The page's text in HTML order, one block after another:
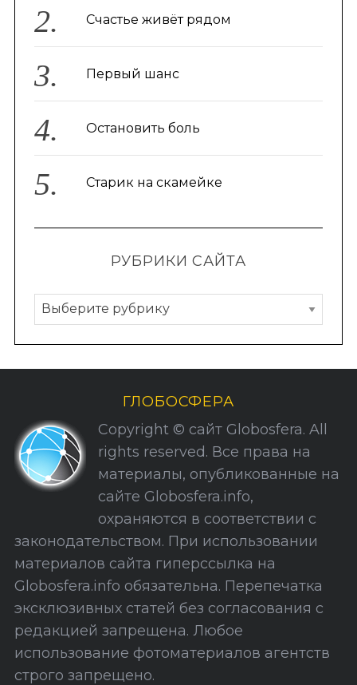
Счастье живёт рядом
Первый шанс
Остановить боль
Старик на скамейке
РУБРИКИ САЙТА
Р
у
б
р
и
С
а
а
ГЛОБОСФЕРА
Copyright © сайт Globosfera. All
rights reserved. Все права на
материалы, опубликованные на
сайте Globosfera.info,
охраняются в соответствии с
законодательством. При использовании
материалов сайта гиперссылка на
Globosfera.info обязательна. Перепечатка
эксклюзивных статей без согласования с
редакцией запрещена. Любое
использование фотоматериалов агентств
строго запрещено.